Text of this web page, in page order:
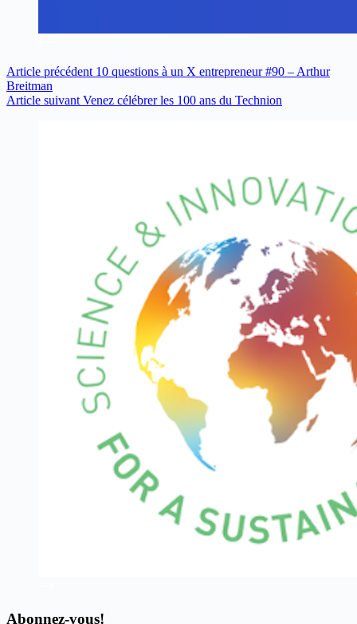
Article précédent 10 questions à un X entrepreneur #90 – Arthur
Breitman
Article suivant Venez célébrer les 100 ans du Technion
Abonnez-vous!